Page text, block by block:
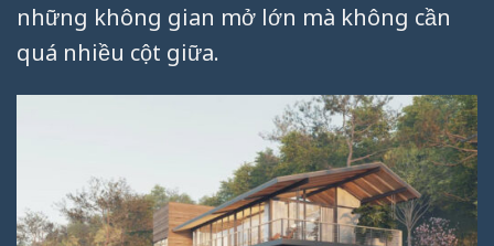
những không gian mở lớn mà không cần
quá nhiều cột giữa.